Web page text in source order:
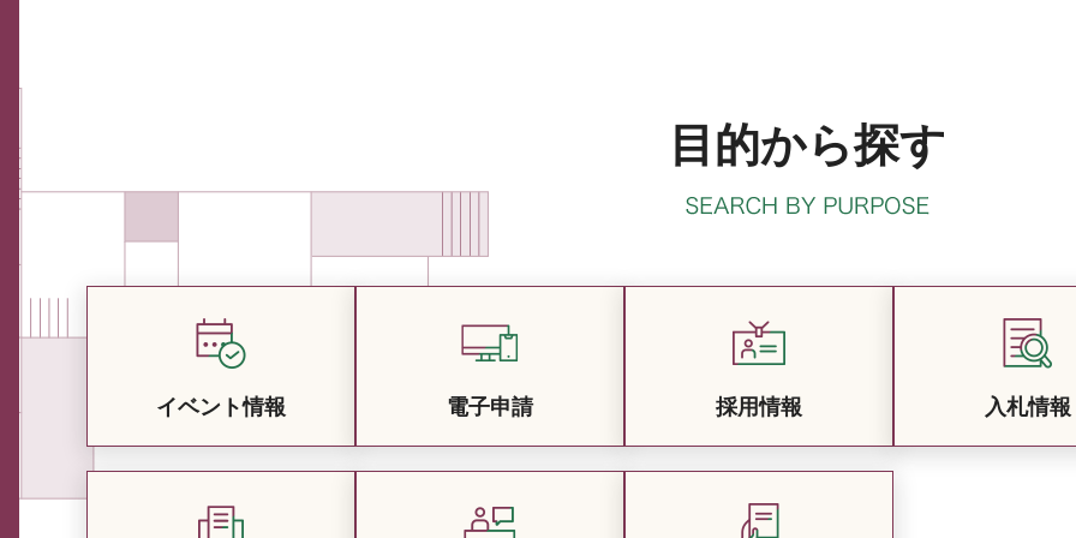
目的から探す
イベント情報 電子申請 採用情報 入札情報